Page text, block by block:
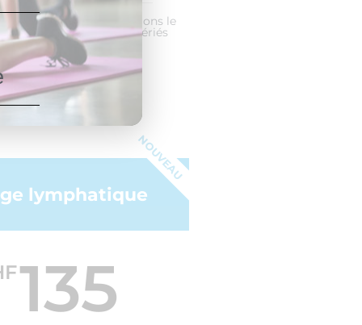
pour les réservations le
/ dimanche) & jours fériés
ma séance
NOUVEAU
lymphatique
135